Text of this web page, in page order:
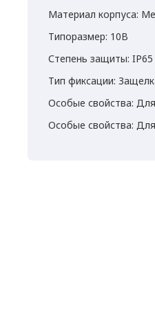
Материал корпуса:
Типоразмер: 10B
Степень защиты: IP65
Тип фиксации:
Особые свойства:
Особые свойства: